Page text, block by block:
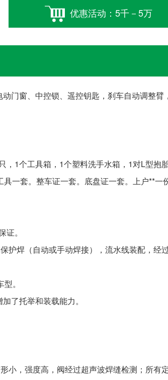
优惠活动：5千－5万
门窗、中控锁、遥控钥匙，刹车自动调整臂
1个工具箱，1个塑料洗手水箱，1对L型抱
一套。整车证一套。底盘证一套。上户**一份
。
护焊（自动或手动焊接），流水线装配，经
。
了托举和装载能力。
，强度高，阀经过超声波焊缝检测；所有定